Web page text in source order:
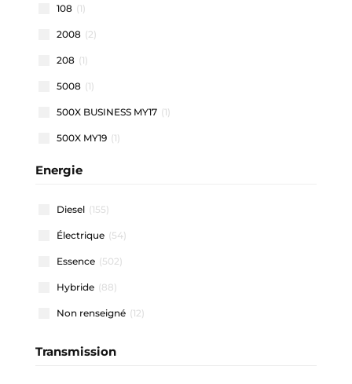
108 (1)
2008 (2)
208 (1)
5008 (1)
500X BUSINESS MY17 (1)
500X MY19 (1)
500X MY22
911 CARRERA COUPE
A1 ALLSTREET
A1 SPORTBACK
A3 ALLSTREET
A3 BERLINE (1)
A3 SPORTBACK
Energie
Diesel (155)
Électrique (54)
Essence (502)
Hybride (88)
Non renseigné (12)
Transmission